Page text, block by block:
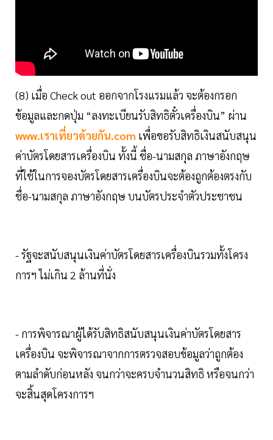
(8) เมื่อ Check out ออกจากโรงแรมแล้ว จะต้องกรอก
ข้อมูลและกดปุ่ม “ลงทะเบียนรับสิทธิตั๋วเครื่องบิน” ผ่าน
www.เราเที่ยวด้วยกัน.com เพื่อขอรับสิทธิเงินสนับสนุน
ค่าบัตรโดยสารเครื่องบิน ทั้งนี้ ชื่อ-นามสกุล ภาษาอังกฤษ
ที่ใช้ในการจองบัตรโดยสารเครื่องบินจะต้องถูกต้องตรงกับ
ชื่อ-นามสกุล ภาษาอังกฤษ บนบัตรประจำตัวประชาชน
- รัฐจะสนับสนุนเงินค่าบัตรโดยสารเครื่องบินรวมทั้งโครง
การฯ ไม่เกิน 2 ล้านที่นั่ง
- การพิจารณาผู้ได้รับสิทธิสนับสนุนเงินค่าบัตรโดยสาร
เครื่องบิน จะพิจารณาจากการตรวจสอบข้อมูลว่าถูกต้อง
ตามลำดับก่อนหลัง จนกว่าจะครบจำนวนสิทธิ หรือจนกว่า
จะสิ้นสุดโครงการฯ